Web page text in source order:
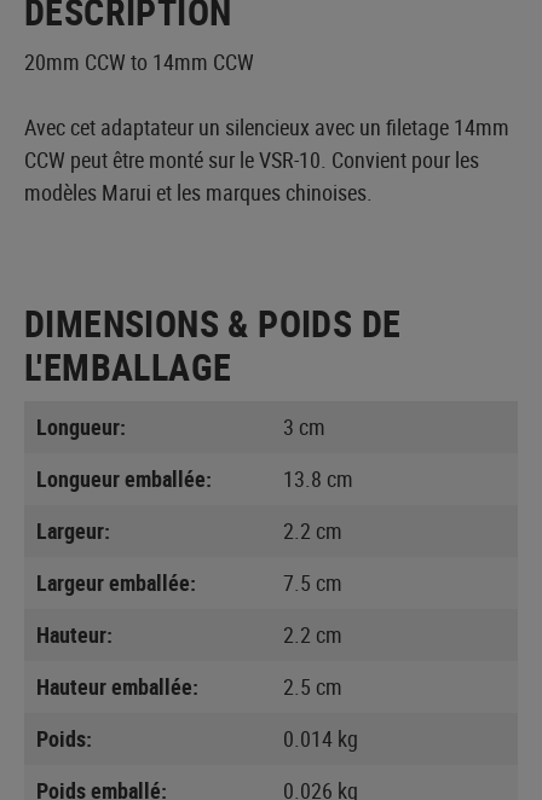
DESCRIPTION
20mm CCW to 14mm CCW
Avec cet adaptateur un silencieux avec un filetage 14mm
CCW peut être monté sur le VSR-10. Convient pour les
modèles Marui et les marques chinoises.
DIMENSIONS & POIDS DE
L'EMBALLAGE
Longueur:
3 cm
Longueur emballée:
13.8 cm
Largeur:
2.2 cm
Largeur emballée:
7.5 cm
Hauteur:
2.2 cm
Hauteur emballée:
2.5 cm
Poids:
0.014 kg
Poids emballé:
0.026 kg